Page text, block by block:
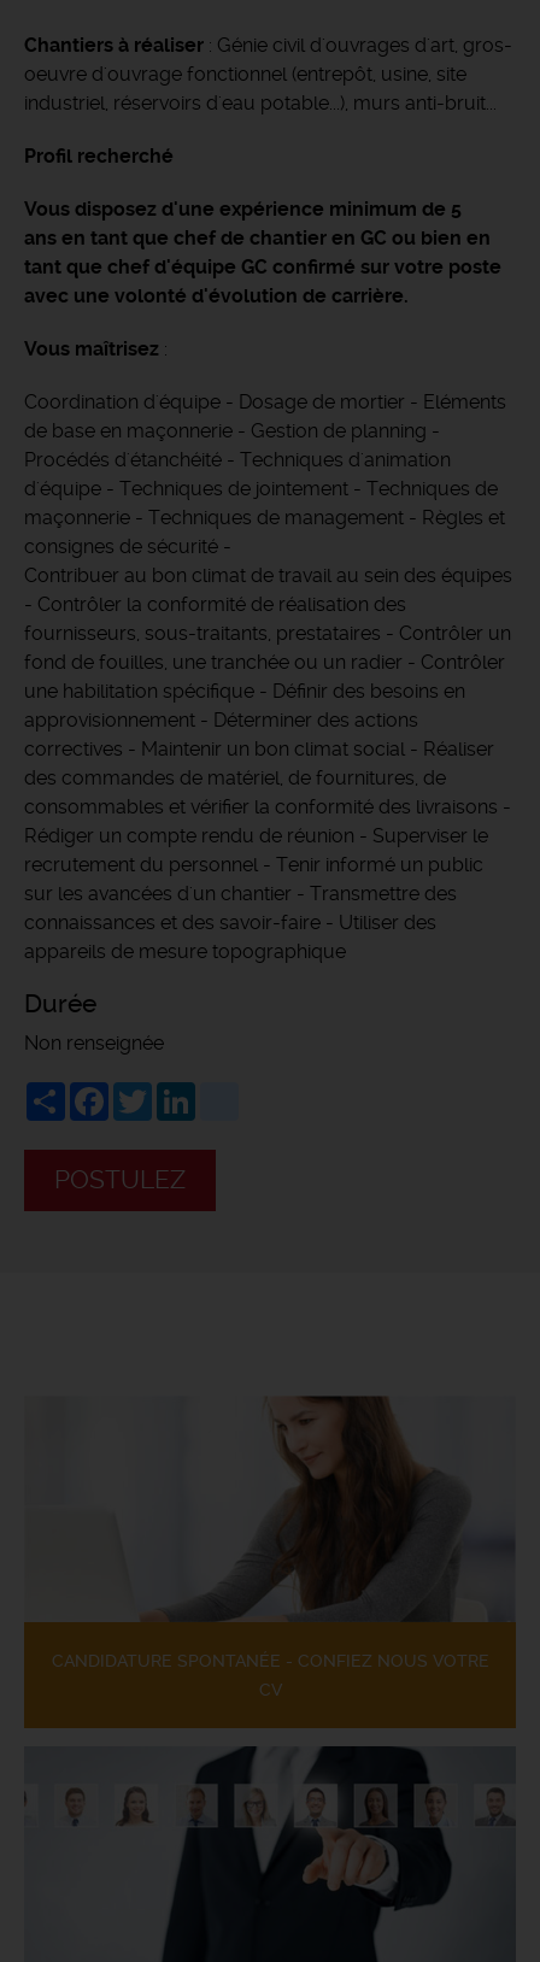
Chantiers à réaliser : Génie civil d'ouvrages d'art, gros-
oeuvre d'ouvrage fonctionnel (entrepôt, usine, site
industriel, réservoirs d'eau potable...), murs anti-bruit...
Profil recherché
Vous disposez d'une expérience minimum de 5
ans en tant que chef de chantier en GC ou bien en
tant que chef d'équipe GC confirmé sur votre poste
avec une volonté d'évolution de carrière.
Vous maîtrisez :
Coordination d'équipe - Dosage de mortier - Eléments
de base en maçonnerie - Gestion de planning -
Procédés d'étanchéité - Techniques d'animation
d'équipe - Techniques de jointement - Techniques de
maçonnerie - Techniques de management - Règles et
consignes de sécurité -
Contribuer au bon climat de travail au sein des équipes
- Contrôler la conformité de réalisation des
fournisseurs, sous-traitants, prestataires - Contrôler un
fond de fouilles, une tranchée ou un radier - Contrôler
une habilitation spécifique - Définir des besoins en
approvisionnement - Déterminer des actions
correctives - Maintenir un bon climat social - Réaliser
des commandes de matériel, de fournitures, de
consommables et vérifier la conformité des livraisons -
Rédiger un compte rendu de réunion - Superviser le
recrutement du personnel - Tenir informé un public
sur les avancées d'un chantier - Transmettre des
connaissances et des savoir-faire - Utiliser des
appareils de mesure topographique
Durée
Non renseignée
ShareFacebook
Twitter
POSTULEZ
CANDIDATURE SPONTANÉE - CONFIEZ NOUS VOTRE
CV